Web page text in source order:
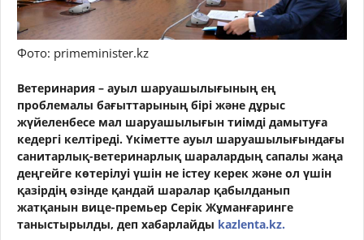
Фото: primeminister.kz
Ветеринария – ауыл шаруашылығының ең
проблемалы бағыттарының бірі және дұрыс
жүйеленбесе мал шаруашылығын тиімді дамытуға
кедергі келтіреді. Үкіметте ауыл шаруашылығындағы
санитарлық-ветеринарлық шаралардың сапалы жаңа
деңгейге көтерілуі үшін не істеу керек және ол үшін
қазірдің өзінде қандай шаралар қабылданып
жатқанын вице-премьер Серік Жұманғаринге
таныстырылды, деп хабарлайды kazlenta.kz.